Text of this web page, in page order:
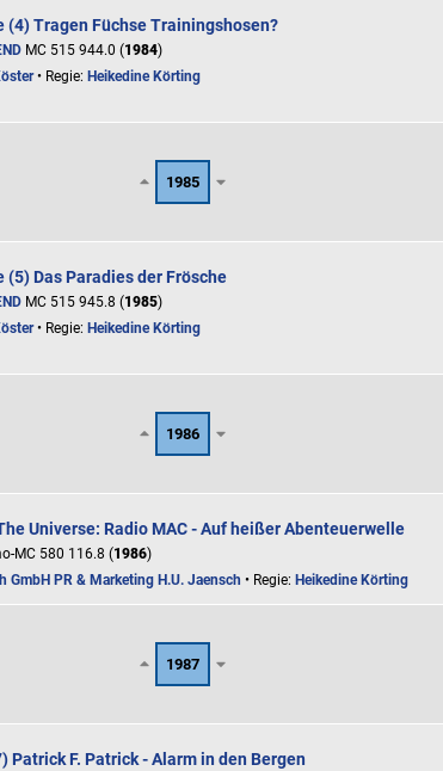
(4) Tragen Füchse Trainingshosen?
MC 515 944.0 (1984)
• Regie: Heikedine Körting
1985
(5) Das Paradies der Frösche
MC 515 945.8 (1985)
• Regie: Heikedine Körting
1986
Universe: Radio MAC - Auf heißer Abenteuerwelle
MC 580 116.8 (1986)
GmbH PR & Marketing H.U. Jaensch • Regie: Heikedine Körting
1987
Patrick F. Patrick - Alarm in den Bergen